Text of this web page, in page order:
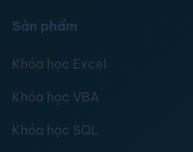
Sản phẩm
Khóa học Excel
Khóa học VBA
Khóa học SQL